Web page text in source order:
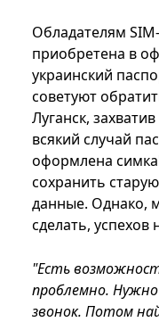
Обладателям
приобретена в
украинский
советуют
Луганск,
всякий случай
оформлена
сохранить
данные. Однако,
сделать, успехов
"Есть
проблемно.
звонок. Потом